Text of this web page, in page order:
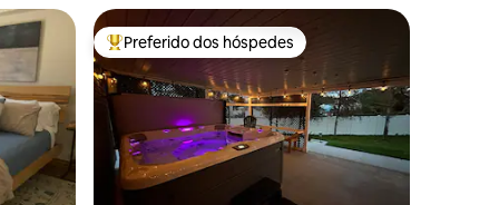
hóspedes Entre os melhores preferidos dos hóspedes
Preferido dos hóspedes